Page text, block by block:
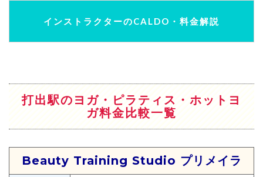
インストラクターのCALDO・料金解説
打出駅のヨガ・ピラティス・ホットヨ
ガ料金比較一覧
Beauty Training Studio プリメイラ